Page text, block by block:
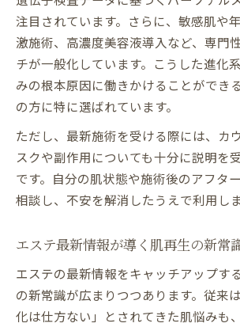
注目されています。さらに、敏感肌や
激施術、高濃度美容液導入など、専門
チが一般化しています。こうした進化
みの根本原因に働きかけることができ
の方に特に選ばれています。
ただし、最新施術を受ける際には、カ
スクや副作用についても十分に説明を
です。自分の肌状態や施術後のアフタ
相談し、不安を解消したうえで利用しま
エステ最新情報が導く肌再生の新常
エステの最新情報をキャッチアップす
の新常識が広まりつつあります。従来
化は仕方ない」とされてきた肌悩みも